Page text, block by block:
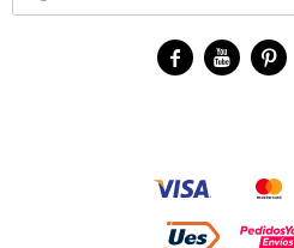
  